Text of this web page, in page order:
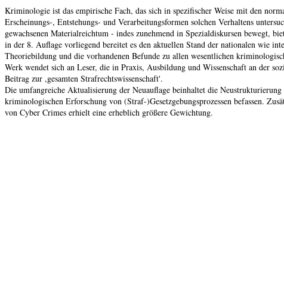
Kriminologie ist das empirische Fach, das sich in spezifischer Weise mit den
Erscheinungs-, Entstehungs- und Verarbeitungsformen solchen Verhaltens
gewachsenen Materialreichtum - indes zunehmend in Spezialdiskursen bewegt,
in der 8. Auflage vorliegend bereitet es den aktuellen Stand der nationalen wie
Theoriebildung und die vorhandenen Befunde zu allen wesentlichen
Werk wendet sich an Leser, die in Praxis, Ausbildung und Wissenschaft an der
Beitrag zur ,gesamten Strafrechtswissenschaft'.
Die umfangreiche Aktualisierung der Neuauflage beinhaltet die
kriminologischen Erforschung von (Straf-)Gesetzgebungsprozessen befassen.
von Cyber Crimes erhielt eine erheblich größere Gewichtung.